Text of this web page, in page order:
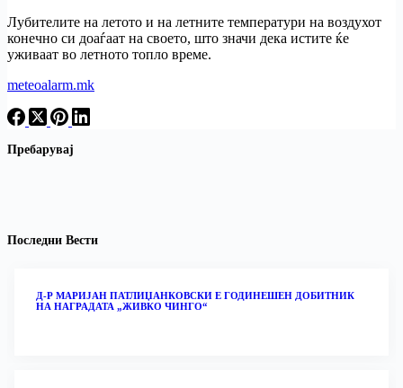
Лубителите на летото и на летните температури на воздухот
конечно си доаѓаат на своето, што значи дека истите ќе
уживаат во летното топло време.
meteoalarm.mk
Пребарувај
Последни Вести
Д-Р МАРИЈАН ПАТЛИЏАНКОВСКИ Е ГОДИНЕШЕН ДОБИТНИК
НА НАГРАДАТА „ЖИВКО ЧИНГО“